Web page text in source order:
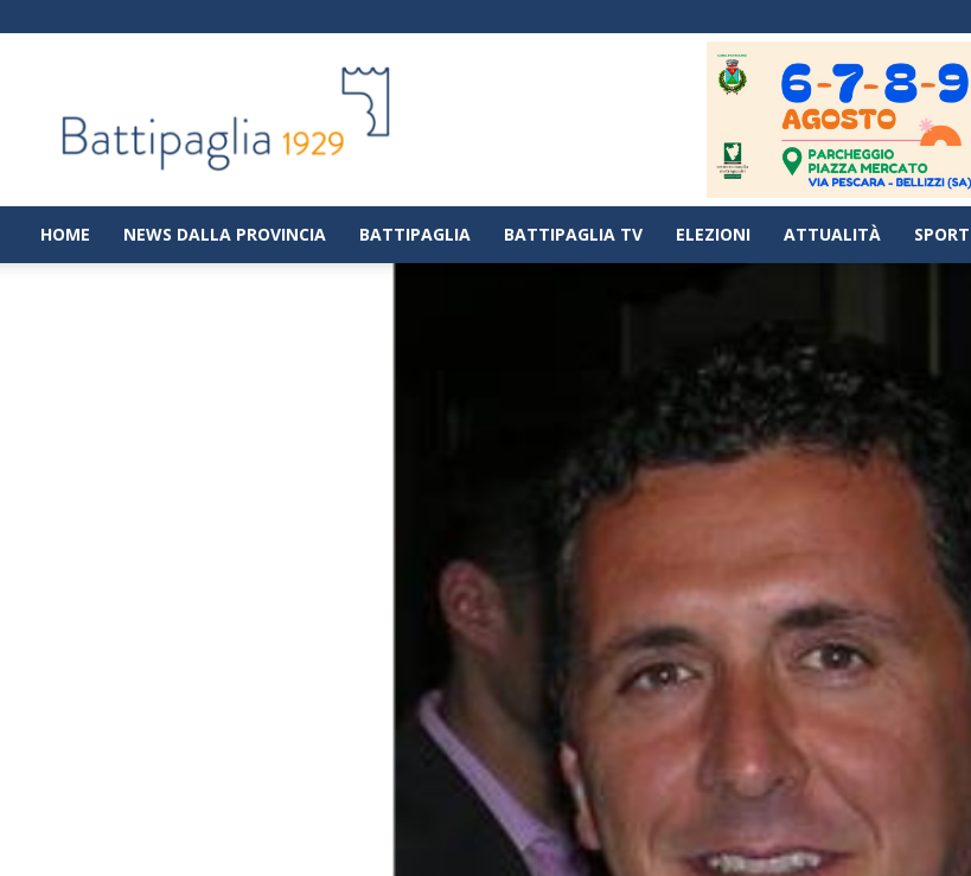
|
Notizie
dalla
città
di
HOME NEWS DALLA PROVINCIA BATTIPAGLIA BATTIPAGLIA TV ELEZIONI ATTUALITÀ